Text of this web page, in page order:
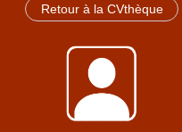
Retour à la CVthèque